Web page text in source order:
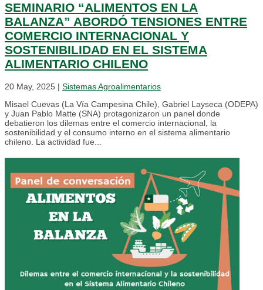
SEMINARIO “ALIMENTOS EN LA
BALANZA” ABORDÓ TENSIONES ENTRE
COMERCIO INTERNACIONAL Y
SOSTENIBILIDAD EN EL SISTEMA
ALIMENTARIO CHILENO
20 May, 2025 | Sistemas Agroalimentarios
Misael Cuevas (La Vía Campesina Chile), Gabriel Layseca (ODEPA)
y Juan Pablo Matte (SNA) protagonizaron un panel donde
debatieron los dilemas entre el comercio internacional, la
sostenibilidad y el consumo interno en el sistema alimentario
chileno. La actividad fue...